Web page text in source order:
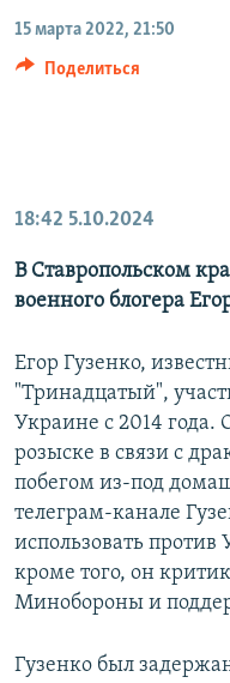
15 марта 2022, 21:50
Поделиться
18:42 5.10.2024
В Ставропольском
военного блогера
Егор Гузенко,
"Тринадцатый",
Украине с 2014 года.
розыске в связи с
побегом из-под
телеграм-канале
использовать
кроме того, он
Минобороны и
Гузенко был